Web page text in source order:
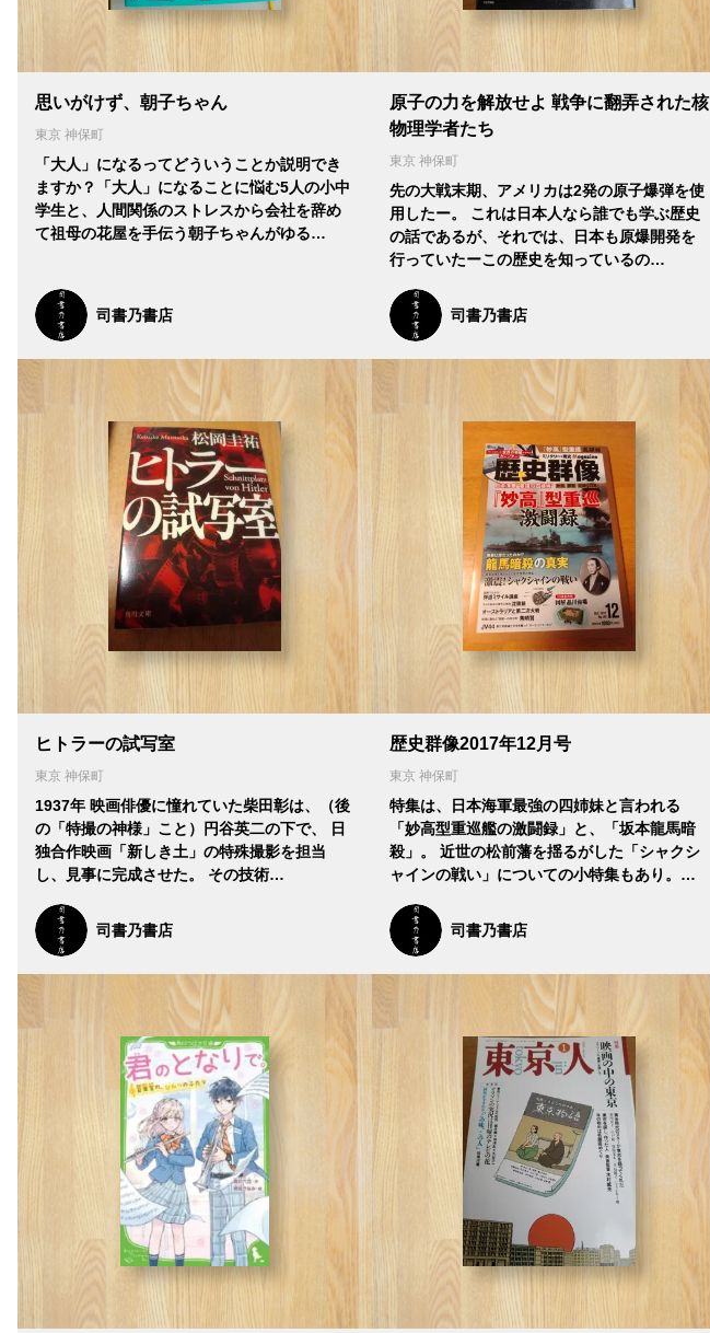
思いがけず、朝子ちゃん
東京 神保町
「大人」になるってどういうことか説明でき
ますか？「大人」になることに悩む5人の小中
学生と、人間関係のストレスから会社を辞め
て祖母の花屋を手伝う朝子ちゃんがゆる…
司書乃書店
原子の力を解放せよ 戦争に翻弄された核
物理学者たち
東京 神保町
先の大戦末期、アメリカは2発の原子爆弾を使
用したー。 これは日本人なら誰でも学ぶ歴史
の話であるが、それでは、日本も原爆開発を
行っていたーこの歴史を知っているの…
司書乃書店
ヒトラーの試写室
東京 神保町
1937年 映画俳優に憧れていた柴田彰は、（後
の「特撮の神様」こと）円谷英二の下で、 日
独合作映画「新しき土」の特殊撮影を担当
し、見事に完成させた。 その技術…
司書乃書店
歴史群像2017年12月号
東京 神保町
特集は、日本海軍最強の四姉妹と言われる
「妙高型重巡艦の激闘録」と、「坂本龍馬暗
殺」。 近世の松前藩を揺るがした「シャクシ
ャインの戦い」についての小特集もあり。…
司書乃書店